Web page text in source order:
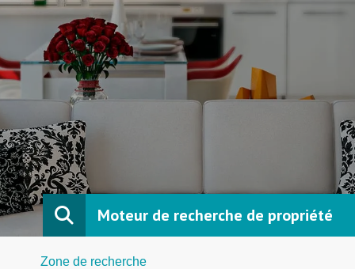
Moteur de recherche de propriété
Zone de recherche